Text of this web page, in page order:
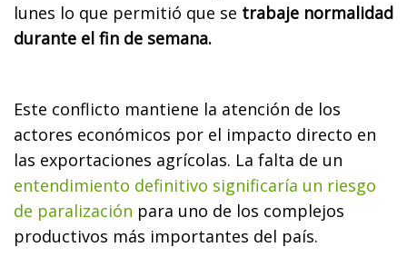
lunes lo que permitió que se trabaje normalidad
durante el fin de semana.
Este conflicto mantiene la atención de los
actores económicos por el impacto directo en
las exportaciones agrícolas. La falta de un
entendimiento definitivo significaría un riesgo
de paralización para uno de los complejos
productivos más importantes del país.